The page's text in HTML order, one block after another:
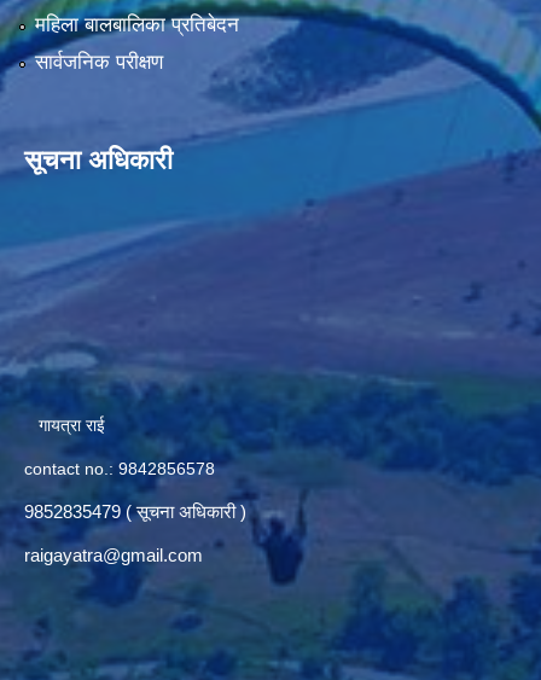
महिला बालबालिका प्रतिबेदन
सार्वजनिक परीक्षण
सूचना अधिकारी
गायत्रा राई
contact no.: 9842856578
9852835479 ( सूचना अधिकारी )
raigayatra@gmail.com